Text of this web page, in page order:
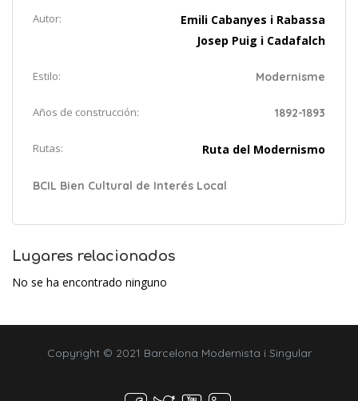
Autor:
Emili Cabanyes i Rabassa
Josep Puig i Cadafalch
Estilo: Modernisme
Años de construcción: 1892-1893
Rutas: Ruta del Modernismo
BCIL Bien Cultural de Interés Local
Lugares relacionados
No se ha encontrado ninguno
Copyright © 2021 Barcelona Modernista i Singular